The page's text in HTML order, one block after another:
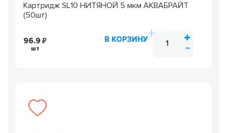
Картридж SL10 НИТЯНОЙ 5 мкм АКВАБРАЙТ
(50шт)
96.9
шт
В КОРЗИНУ